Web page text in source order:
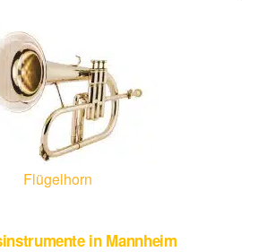
Flügelhorn
in Mannheim